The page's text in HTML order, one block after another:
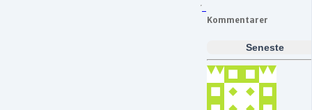
Kommentarer
Seneste